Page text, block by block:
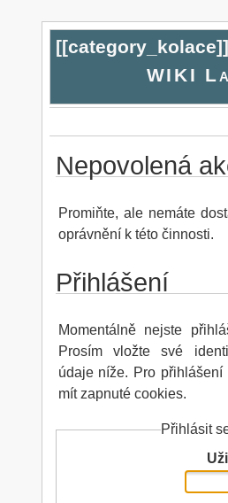
[[category_kolace]]
WIKI
Nepovolená
Promiňte, ale nemáte
oprávnění k této činnosti.
Přihlášení
Momentálně nejste
Prosím vložte své
údaje níže. Pro přihlášení
mít zapnuté cookies.
Přihlásit